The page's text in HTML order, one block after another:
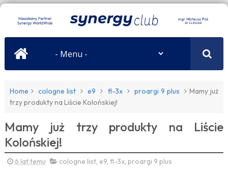
Home cologne list e9 fl-3x proargi 9 plus
Mamy już
trzy produkty na Liście Kolońskiej!
Mamy już trzy produkty na Liście
Kolońskiej!
6 lat temu cologne list, e9, fl-3x, proargi 9 plus